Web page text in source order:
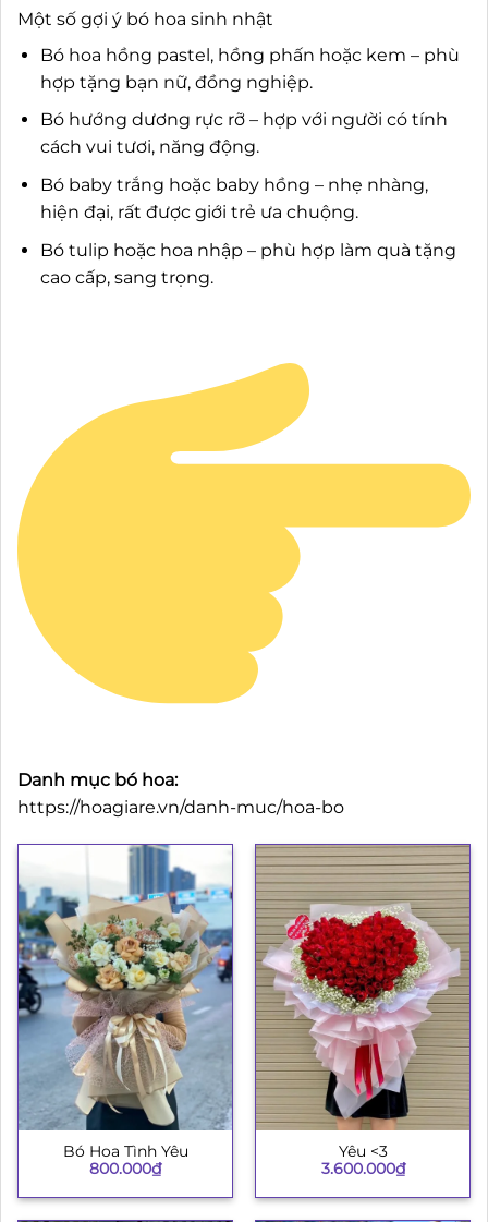
Một số gợi ý bó hoa sinh nhật
Bó hoa hồng pastel, hồng phấn hoặc kem – phù
hợp tặng bạn nữ, đồng nghiệp.
Bó hướng dương rực rỡ – hợp với người có tính
cách vui tươi, năng động.
Bó baby trắng hoặc baby hồng – nhẹ nhàng,
hiện đại, rất được giới trẻ ưa chuộng.
Bó tulip hoặc hoa nhập – phù hợp làm quà tặng
cao cấp, sang trọng.
Danh mục bó hoa:
https://hoagiare.vn/danh-muc/hoa-bo
Bó Hoa Tình Yêu
800.000₫
Yêu <3
3.600.000₫